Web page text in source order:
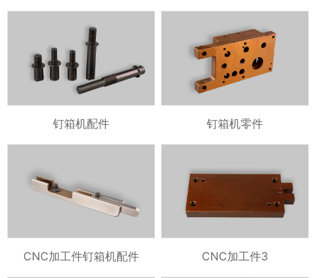
钉箱机配件 钉箱机零件
CNC加工件钉箱机配件 CNC加工件3